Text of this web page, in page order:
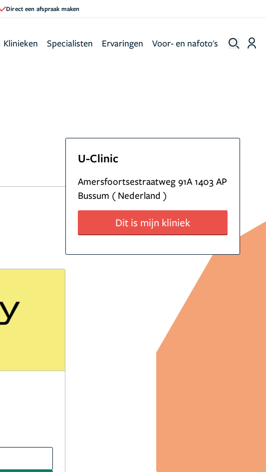
Direct een afspraak maken
Klinieken Specialisten Ervaringen Voor- en nafoto's
U-Clinic
Amersfoortsestraatweg 91A 1403 AP
Bussum ( Nederland )
Dit is mijn kliniek